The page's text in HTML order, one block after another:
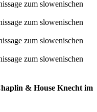
& House Knecht im